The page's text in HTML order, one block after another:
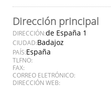
Dirección principal
DIRECCIÓN:de España 1
CIUDAD:Badajoz
PAÍS:España
TLFNO:
FAX:
CORREO ELETRÓNICO:
DIRECCIÓN WEB: